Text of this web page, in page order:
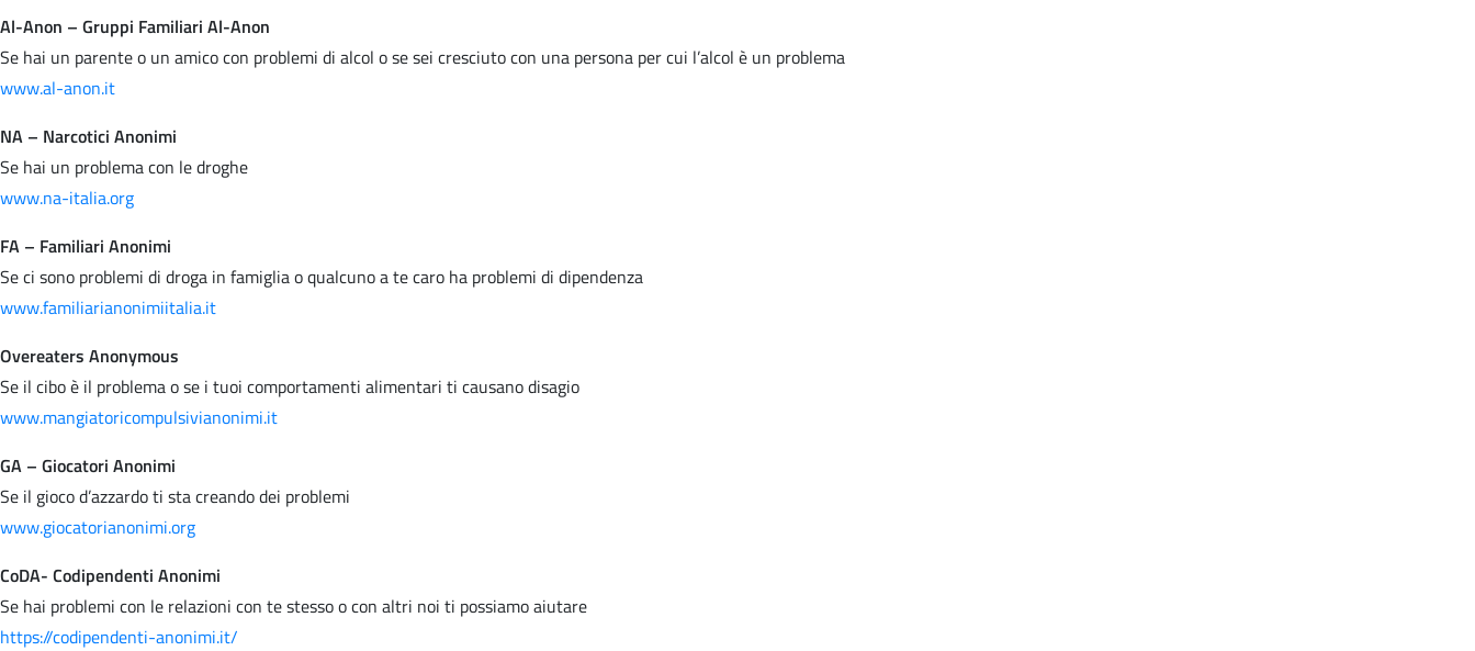
Al-Anon – Gruppi Familiari Al-Anon
Se hai un parente o un amico con problemi di alcol o se sei cresciuto con una persona per cui l’alcol è un problema
www.al-anon.it
NA – Narcotici Anonimi
Se hai un problema con le droghe
www.na-italia.org
FA – Familiari Anonimi
Se ci sono problemi di droga in famiglia o qualcuno a te caro ha problemi di dipendenza
www.familiarianonimiitalia.it
Overeaters Anonymous
Se il cibo è il problema o se i tuoi comportamenti alimentari ti causano disagio
www.mangiatoricompulsivianonimi.it
GA – Giocatori Anonimi
Se il gioco d’azzardo ti sta creando dei problemi
www.giocatorianonimi.org
CoDA- Codipendenti Anonimi
Se hai problemi con le relazioni con te stesso o con altri noi ti possiamo aiutare
https://codipendenti-anonimi.it/